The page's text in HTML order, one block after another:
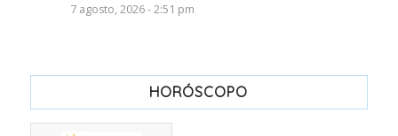
7 agosto, 2026 - 2:51 pm
HORÓSCOPO